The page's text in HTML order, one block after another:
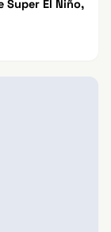
El Niño,